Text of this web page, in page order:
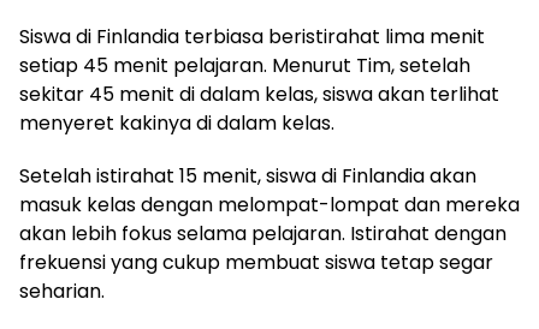
Siswa di Finlandia terbiasa beristirahat lima menit
setiap 45 menit pelajaran. Menurut Tim, setelah
sekitar 45 menit di dalam kelas, siswa akan terlihat
menyeret kakinya di dalam kelas.
Setelah istirahat 15 menit, siswa di Finlandia akan
masuk kelas dengan melompat-lompat dan mereka
akan lebih fokus selama pelajaran. Istirahat dengan
frekuensi yang cukup membuat siswa tetap segar
seharian.